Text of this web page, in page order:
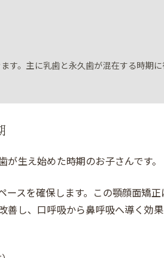
す。主に乳歯と永久歯が混在する時期
生え始めた時期のお子さんです。
スを確保します。この顎顔面矯
善し、口呼吸から鼻呼吸へ導く効